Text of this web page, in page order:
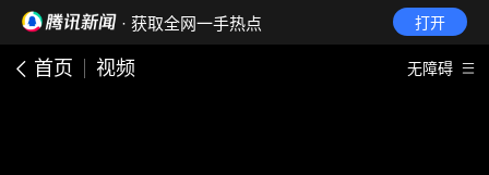
· 获取全网一手热点 打开
首页 视频 无障碍